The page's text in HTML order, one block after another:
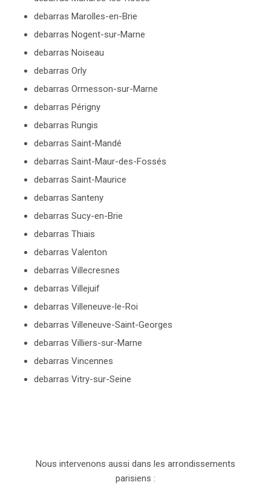
debarras Marolles-en-Brie
debarras Nogent-sur-Marne
debarras Noiseau
debarras Orly
debarras Ormesson-sur-Marne
debarras Périgny
debarras Rungis
debarras Saint-Mandé
debarras Saint-Maur-des-Fossés
debarras Saint-Maurice
debarras Santeny
debarras Sucy-en-Brie
debarras Thiais
debarras Valenton
debarras Villecresnes
debarras Villejuif
debarras Villeneuve-le-Roi
debarras Villeneuve-Saint-Georges
debarras Villiers-sur-Marne
debarras Vincennes
debarras Vitry-sur-Seine
Nous intervenons aussi dans les arrondissements
parisiens :